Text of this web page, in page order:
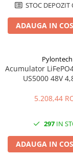
AFDD
Intrerupatoare
Intrerupatoare
Intrerupatoare
Separator sarcina
Relee
Releu
Separator fuzibil
fotovoltaice
Sigurante fuzibile
STOC DEPOZIT
ADAUGA IN COS
Pylontech
Acumulator
US5000 48V
5.208,44
297 IN
ADAUGA IN COS